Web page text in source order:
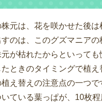
元は、花を咲かせた後は
のは、このグズマニアの
が枯れたからといって
ときのタイミングで植え
え替えの注意点の一つで
ている葉っぱが、10枚